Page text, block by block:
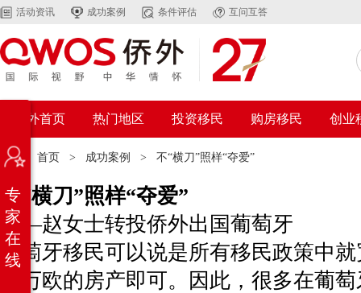
活动资讯 成功案例 条件评估 互问互答
侨外首页 热门地区 投资移民 购房移民 创业
位置： 首页 > 成功案例 > 不“横刀”照样“夺爱”
不“横刀”照样“夺爱”
——赵女士转投侨外出国葡萄牙
葡萄牙移民可以说是所有移民政策中
50万欧的房产即可。因此，很多在葡
专
家
在
线